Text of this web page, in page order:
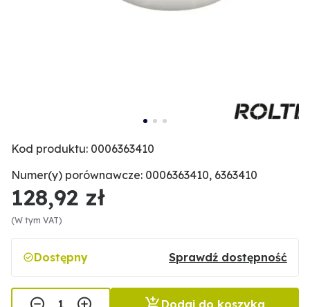
Kod produktu: 0006363410
Numer(y) porównawcze: 0006363410, 6363410
128,92 zł
(W tym VAT)
Dostępny Sprawdź dostępność
Dodaj do koszyka